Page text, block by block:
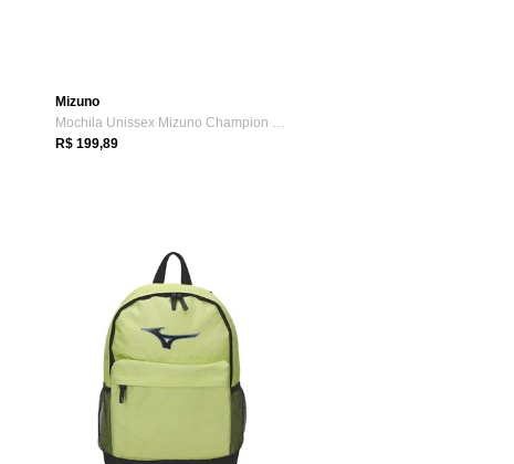
Mizuno
Mochila Unissex Mizuno Champion New Mescla Preto
R$ 199,89